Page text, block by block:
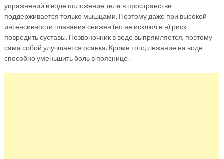
упражнений в воде положение тела в пространстве
поддерживается только мышцами. Поэтому даже при высокой
интенсивности плавания снижен (но не исключ е н) риск
повредить суставы. Позвоночник в воде выпрямляется, поэтому
сама собой улучшается осанка. Кроме того, лежание на воде
способно уменьшить боль в пояснице .